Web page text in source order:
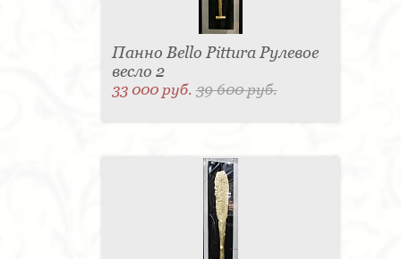
Панно Bello Pittura Рулевое
весло 2
33 000 руб.39 600 руб.